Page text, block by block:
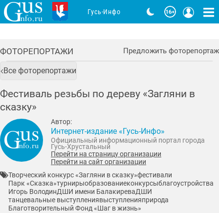
ФОТОРЕПОРТАЖИ Предложить фоторепортаж
Все фоторепортажи
Фестиваль резьбы по дереву «Загляни в
сказку»
Автор:
Интернет-издание «Гусь-Инфо»
Официальный информационный портал города
Гусь-Хрустальный
Перейти на страницу организации
Перейти на сайт организации
Творческий конкурс «Загляни в сказку»фестивали
Парк «Сказка»турнирыобразованиеконкурсыблагоустройства
Игорь ВолодинДШИ имени БалакиреваДШИ
танцевальные выступлениявыступленияприрода
Благотворительный Фонд «Шаг в жизнь»
Гусь-Инфо